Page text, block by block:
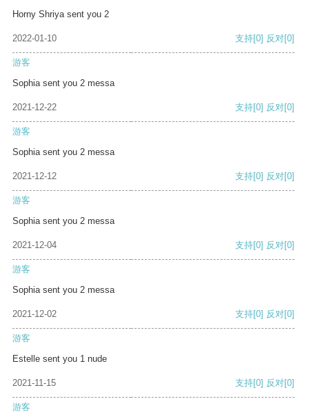
Horny Shriya sent you 2
2022-01-10 支持[0] 反对[0]
游客
Sophia sent you 2 messa
2021-12-22 支持[0] 反对[0]
游客
Sophia sent you 2 messa
2021-12-12 支持[0] 反对[0]
游客
Sophia sent you 2 messa
2021-12-04 支持[0] 反对[0]
游客
Sophia sent you 2 messa
2021-12-02 支持[0] 反对[0]
游客
Estelle sent you 1 nude
2021-11-15 支持[0] 反对[0]
游客